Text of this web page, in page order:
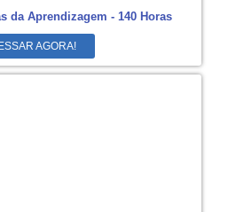
da Aprendizagem - 140 Horas
AGORA!